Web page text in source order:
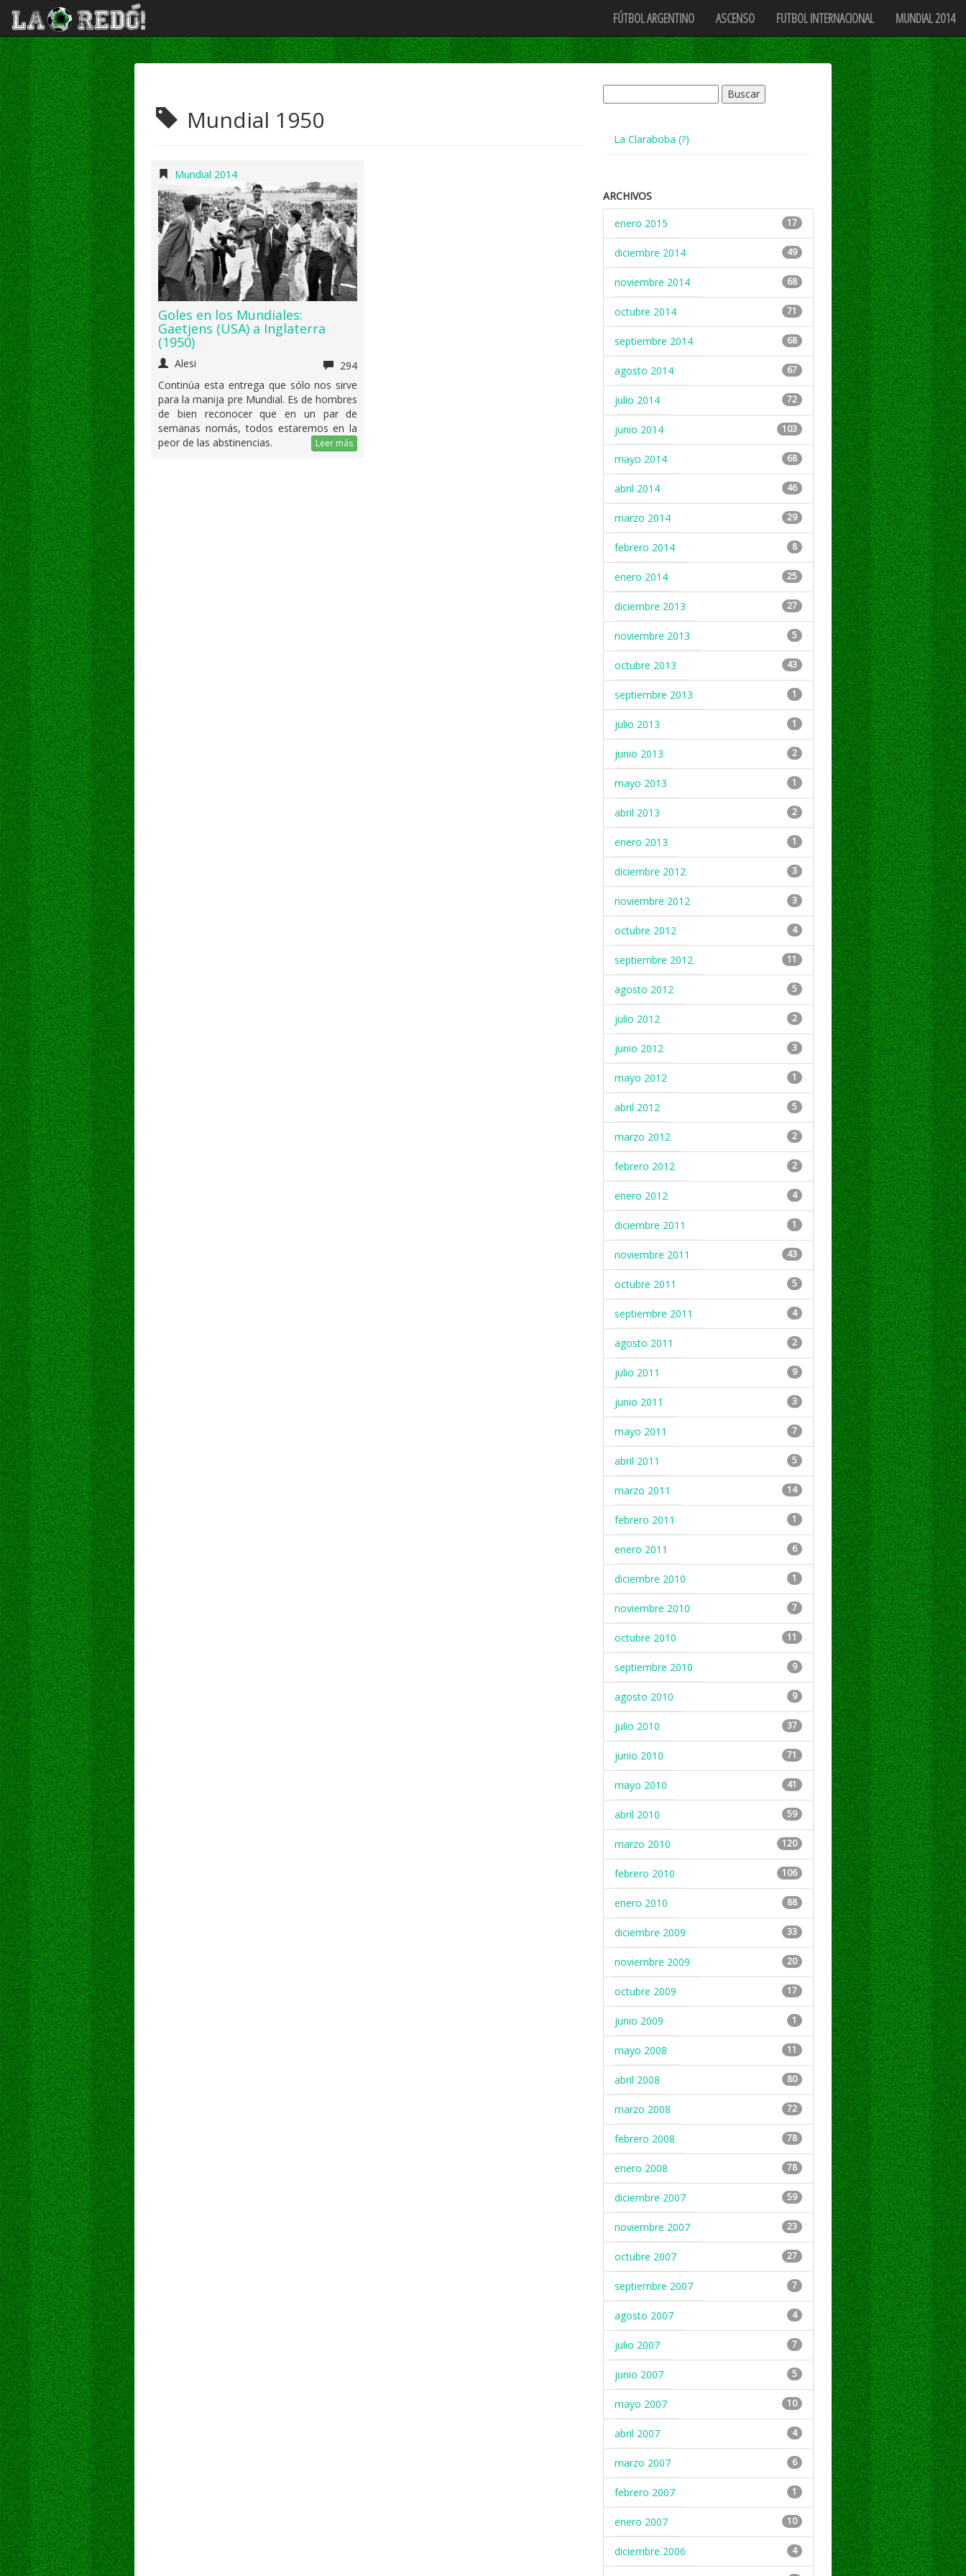
FÚTBOL ARGENTINO ASCENSO FUTBOL INTERNACIONAL MUNDIAL 2014
Mundial 1950
Mundial 2014
Goles en los Mundiales:
Gaetjens (USA) a Inglaterra
(1950)
Alesi
294
Continúa esta entrega que sólo nos sirve
para la manija pre Mundial. Es de hombres
de bien reconocer que en un par de
semanas nomás, todos estaremos en la
peor de las abstinencias.
Leer más
La Claraboba (?)
ARCHIVOS
enero 2015
17
diciembre 2014 49
noviembre 2014 68
octubre 2014 71
septiembre 2014 68
agosto 2014 67
julio 2014 72
junio 2014 103
mayo 2014 68
abril 2014 46
marzo 2014 29
febrero 2014 8
enero 2014 25
diciembre 2013 27
noviembre 2013 5
octubre 2013 43
septiembre 2013 1
julio 2013 1
junio 2013 2
mayo 2013 1
abril 2013 2
enero 2013 1
diciembre 2012 3
noviembre 2012 3
octubre 2012 4
septiembre 2012 11
agosto 2012 5
julio 2012 2
junio 2012 3
mayo 2012 1
abril 2012 5
marzo 2012 2
febrero 2012 2
enero 2012 4
diciembre 2011 1
noviembre 2011 43
octubre 2011 5
septiembre 2011 4
agosto 2011 2
julio 2011 9
junio 2011 3
mayo 2011 7
abril 2011 5
marzo 2011 14
febrero 2011 1
enero 2011 6
diciembre 2010 1
noviembre 2010 7
octubre 2010 11
septiembre 2010 9
agosto 2010 9
julio 2010 37
junio 2010 71
mayo 2010 41
abril 2010 59
marzo 2010 120
febrero 2010 106
enero 2010 88
diciembre 2009 33
noviembre 2009 20
octubre 2009 17
junio 2009 1
mayo 2008 11
abril 2008 80
marzo 2008 72
febrero 2008 78
enero 2008 78
diciembre 2007 59
noviembre 2007 23
octubre 2007 27
septiembre 2007 7
agosto 2007 4
julio 2007 7
junio 2007 5
mayo 2007 10
abril 2007 4
marzo 2007 6
febrero 2007 1
enero 2007 10
diciembre 2006 4